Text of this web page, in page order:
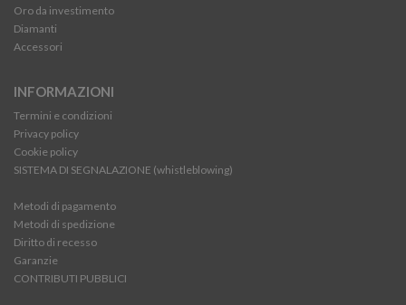
Oro da investimento
Diamanti
Accessori
INFORMAZIONI
Termini e condizioni
Privacy policy
Cookie policy
SISTEMA DI SEGNALAZIONE (whistleblowing)
Metodi di pagamento
Metodi di spedizione
Diritto di recesso
Garanzie
CONTRIBUTI PUBBLICI